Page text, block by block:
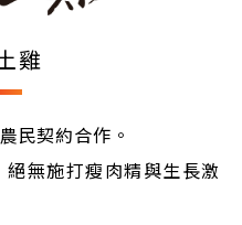
雞
民契約合作。
無施打瘦肉精與生長激